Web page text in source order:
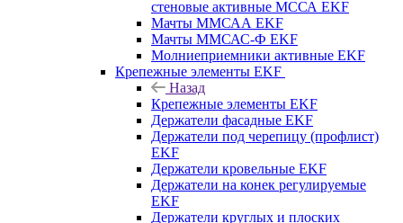
стеновые активные МССА EKF
Мачты ММСАА EKF
Мачты ММСАС-Ф EKF
Молниеприемники активные EKF
Крепежные элементы EKF
Назад
Крепежные элементы EKF
Держатели фасадные EKF
Держатели под черепицу (профлист)
EKF
Держатели кровельные EKF
Держатели на конек регулируемые
EKF
Держатели круглых и плоских